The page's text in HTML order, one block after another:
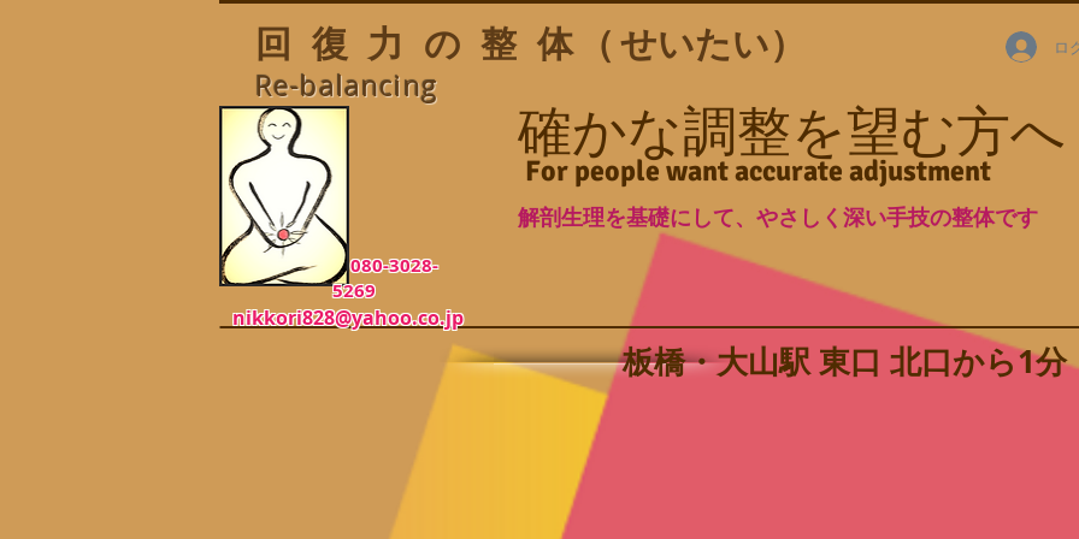
回復力の整 体（せいたい）
Re-balancing
ロ
解剖生理を基礎にして、やさしく深い手技の整体です
080-3028-
5269
nikkori828@yahoo.co.jp
​確かな調整を望む方へ
For people want accurate adjustment
​板橋・大山駅 東口 北口から1分